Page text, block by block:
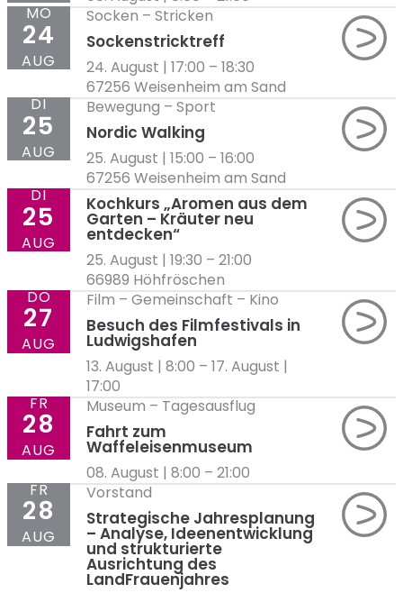
Sockenstricktreff
Socken – Stricken
24. August | 17:00 – 18:30
67256 Weisenheim am Sand
MO
24
AUG
Nordic Walking
Bewegung – Sport
25. August | 15:00 – 16:00
67256 Weisenheim am Sand
DI
25
AUG
Kochkurs „Aromen aus dem
Garten – Kräuter neu
entdecken​“
25. August | 19:30 – 21:00
66989 Höhfröschen
DI
25
AUG
Besuch des Filmfestivals in
Ludwigshafen
Film – Gemeinschaft – Kino
13. August | 8:00 – 17. August |
17:00
DO
27
AUG
Fahrt zum
Waffeleisenmuseum
Museum – Tagesausflug
08. August | 8:00 – 21:00
FR
28
AUG
Strategische Jahresplanung
– Analyse, Ideenentwicklung
und strukturierte
Ausrichtung des
LandFrauenjahres
Vorstand
FR
28
AUG